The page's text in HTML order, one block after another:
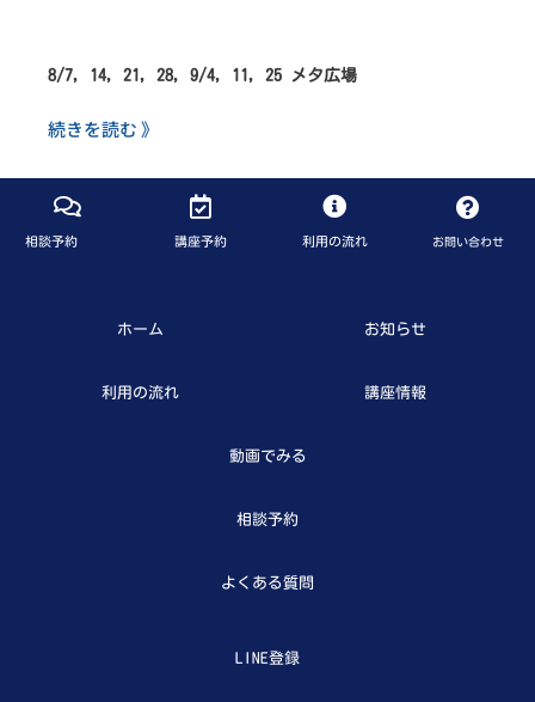
8/7, 14, 21, 28, 9/4, 11, 25 メタ広場
続きを読む 》
相談予約 講座予約 利用の流れ お問い合わせ
ホーム お知らせ
利用の流れ 講座情報
動画でみる
相談予約
よくある質問
LINE登録